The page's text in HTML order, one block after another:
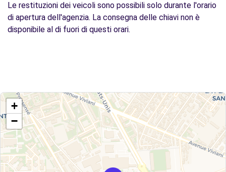
Le restituzioni dei veicoli sono possibili solo durante l'orario
di apertura dell'agenzia. La consegna delle chiavi non è
disponibile al di fuori di questi orari.
+
−